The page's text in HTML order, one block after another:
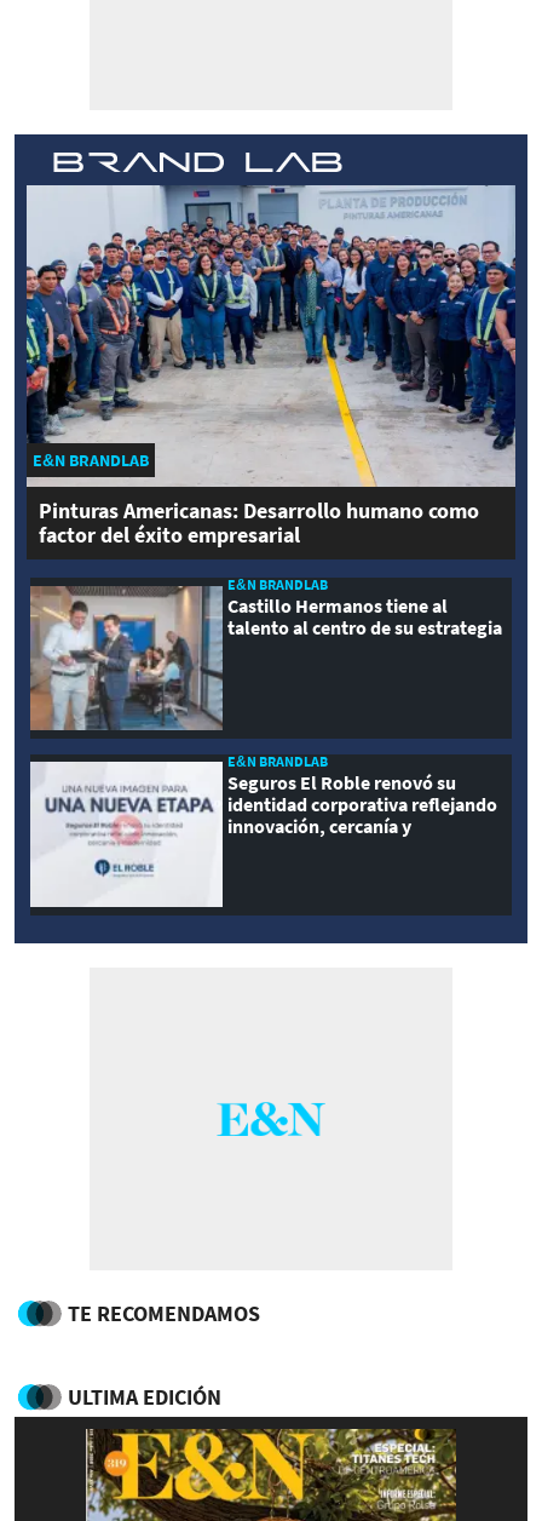
E&N BRANDLAB
Pinturas Americanas: Desarrollo humano como
factor del éxito empresarial
E&N BRANDLAB
Castillo Hermanos tiene al
talento al centro de su estrategia
E&N BRANDLAB
Seguros El Roble renovó su
identidad corporativa reflejando
innovación, cercanía y
TE RECOMENDAMOS
ULTIMA EDICIÓN